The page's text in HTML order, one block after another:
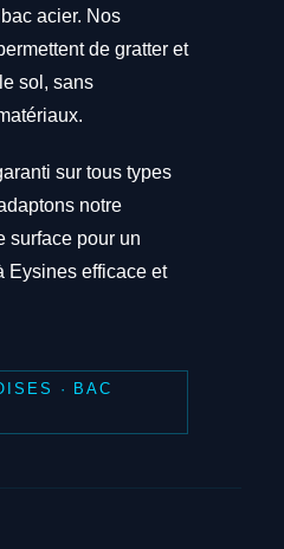
acier. Nos
de gratter et
sol, sans
sur tous types
notre
surface pour un
Eysines efficace et
· BAC